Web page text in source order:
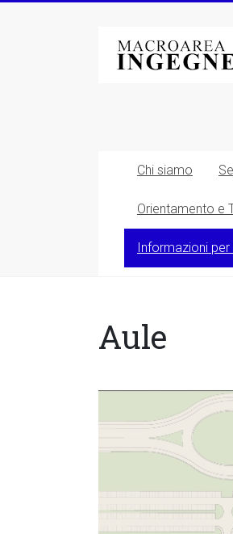
di
degli
Studi
Tor
Chi siamo
Orientamento e
Informazioni per
Aule